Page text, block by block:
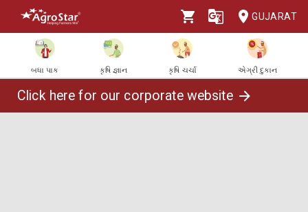
GUJARAT
બધા પાક કૃષિ જ્ઞાન કૃષિ ચર્ચા એગ્રી દુકાન
Click here for our corporate website